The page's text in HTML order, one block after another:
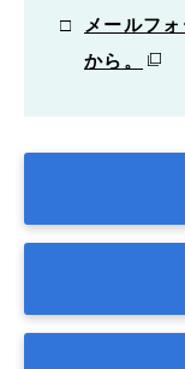
メールフ
から。